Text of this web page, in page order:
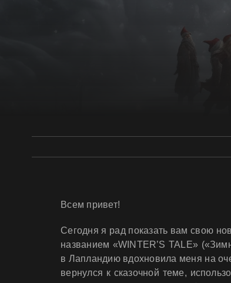
Всем привет!
Сегодня я рад показать вам свою
названием «WINTER’S TALE»
в Лапландию вдохновила меня на
вернулся к сказочной теме,